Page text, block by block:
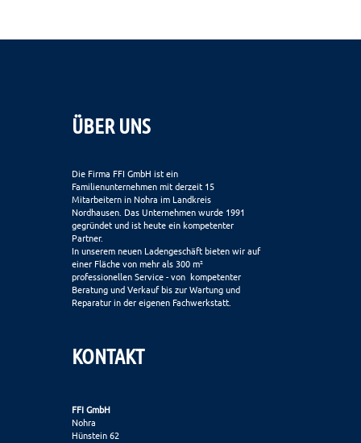
ÜBER UNS
Die Firma FFI GmbH ist ein
Familienunternehmen mit derzeit 15
Mitarbeitern in Nohra im Landkreis
Nordhausen. Das Unternehmen wurde 1991
gegründet und ist heute ein kompetenter
Partner.
In unserem neuen Ladengeschäft bieten wir auf
einer Fläche von mehr als 300 m²
professionellen Service - von kompetenter
Beratung und Verkauf bis zur Wartung und
Reparatur in der eigenen Fachwerkstatt.
KONTAKT
FFI GmbH
Nohra
Hünstein 62